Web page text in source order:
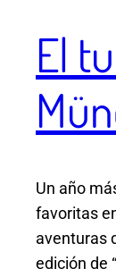
El
Un año
favoritas
aventuras
edición de